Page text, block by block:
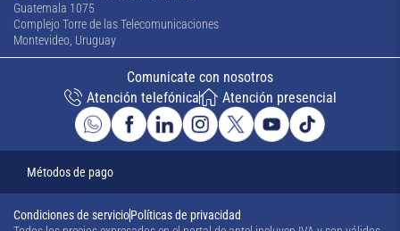
Guatemala 1075
Complejo Torre de las Telecomunicaciones
Montevideo, Uruguay
Comunicate con nosotros
Atención telefónica
Atención presencial
Métodos de pago
Condiciones de servicioPolíticas de privacidad